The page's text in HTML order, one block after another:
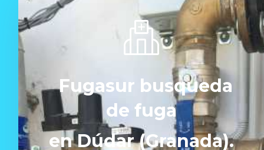
Fugasur busqueda
de fuga
en Dúdar (Granada).